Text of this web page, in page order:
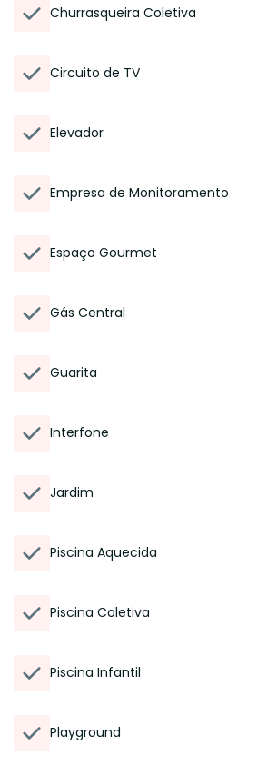
Churrasqueira Coletiva
Circuito de TV
Elevador
Empresa de Monitoramento
Espaço Gourmet
Gás Central
Guarita
Interfone
Jardim
Piscina Aquecida
Piscina Coletiva
Piscina Infantil
Playground